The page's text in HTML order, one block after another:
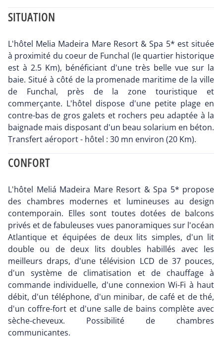
SITUATION
L'hôtel Melia Madeira Mare Resort & Spa 5* est située
à proximité du coeur de Funchal (le quartier historique
est à 2.5 Km), bénéficiant d'une très belle vue sur la
baie. Situé à côté de la promenade maritime de la ville
de Funchal, près de la zone touristique et
commerçante. L'hôtel dispose d'une petite plage en
contre-bas de gros galets et rochers peu adaptée à la
baignade mais disposant d'un beau solarium en béton.
Transfert aéroport - hôtel : 30 mn environ (20 Km).
CONFORT
L'hôtel Meliá Madeira Mare Resort & Spa 5* propose
des chambres modernes et lumineuses au design
contemporain. Elles sont toutes dotées de balcons
privés et de fabuleuses vues panoramiques sur l'océan
Atlantique et équipées de deux lits simples, d'un lit
double ou de deux lits doubles habillés avec les
meilleurs draps, d'une télévision LCD de 37 pouces,
d'un système de climatisation et de chauffage à
commande individuelle, d'une connexion Wi-Fi à haut
débit, d'un téléphone, d'un minibar, de café et de thé,
d'un coffre-fort et d'une salle de bains complète avec
sèche-cheveux. Possibilité de chambres
communicantes.